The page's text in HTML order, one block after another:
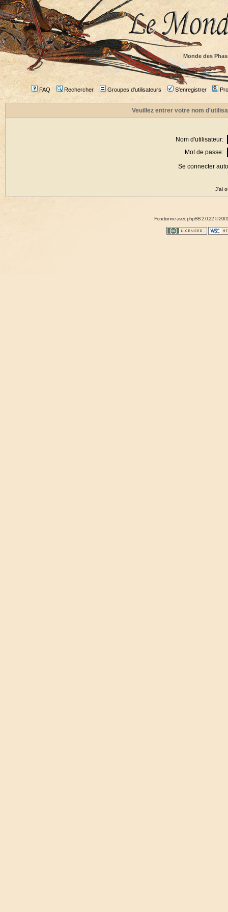
Monde des
FAQ Rechercher Groupes d'utilisateurs S'enregistrer
Veuillez entrer votre nom
Nom d'utilisateur:
Mot de passe:
Se connecter
J'ai
Fonctionne avecphpBB2.0.22 ©